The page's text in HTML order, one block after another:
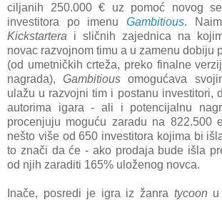
ciljanih 250.000 € uz pomoć novog
investitora po imenuGambitious.
Kickstartera i sličnih zajednica na
novac razvojnom timu a u zamenu dobiju
(od umetničkih crteža, preko finalne
nagrada),Gambitious omogućava
ulažu u razvojni tim i postanu investitori,
autorima igara - ali i potencijalnu
procenjuju moguću zaradu na 822.500
nešto više od 650 investitora kojima bi
to znači da će - ako prodaja bude išla
od njih zaraditi 165% uloženog novca.
Inače, posredi je igra iz žanra tycoon